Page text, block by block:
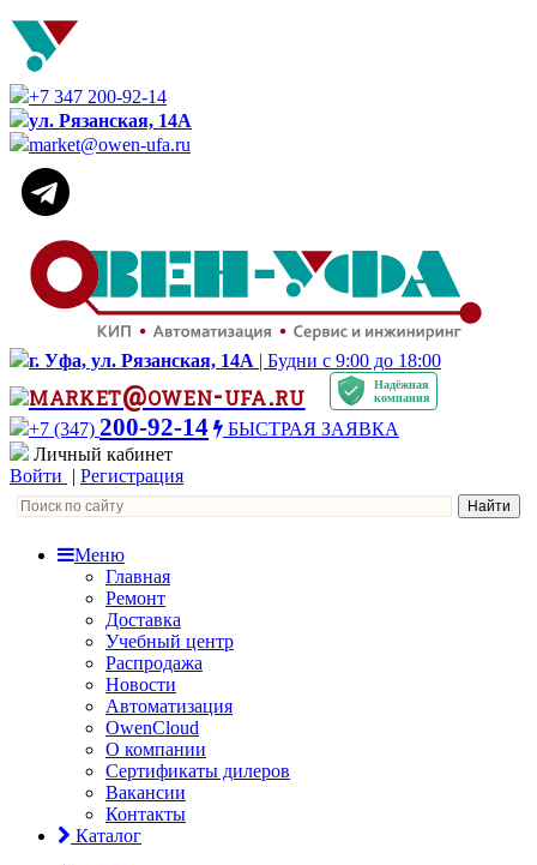
+7 347 200-92-14
ул. Рязанская, 14А
market@owen-ufa.ru
г. Уфа, ул. Рязанская, 14А | Будни с 9:00 до 18:00
market@owen-ufa.ru
Надёжная
компания
+7 (347) 200-92-14
БЫСТРАЯ ЗАЯВКА
Личный кабинет
Войти | Регистрация
Меню
Главная
Ремонт
Доставка
Учебный центр
Распродажа
Новости
Автоматизация
OwenCloud
О компании
Сертификаты дилеров
Вакансии
Контакты
Каталог